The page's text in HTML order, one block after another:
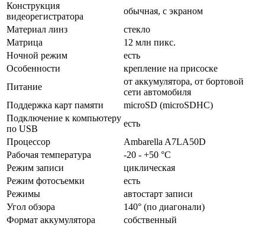
Конструкция
видеорегистратора
обычная, с экраном
Материал линз
стекло
Матрица
12 млн пикс.
Ночной режим
есть
Особенности
крепление на присоске
Питание
от аккумулятора, от бортовой
сети автомобиля
Поддержка карт памяти
microSD (microSDHC)
Подключение к компьютеру
по USB
есть
Процессор
Ambarella A7LA50D
Рабочая температура
-20 - +50 °C
Режим записи
циклическая
Режим фотосъемки
есть
Режимы
автостарт записи
Угол обзора
140° (по диагонали)
Формат аккумулятора
собственный